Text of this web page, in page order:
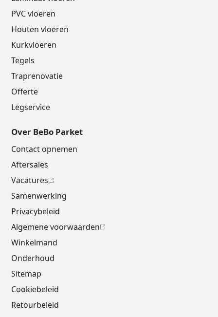
PVC vloeren
Houten vloeren
Kurkvloeren
Tegels
Traprenovatie
Offerte
Legservice
Over BeBo Parket
Contact opnemen
Aftersales
Vacatures
Samenwerking
Privacybeleid
Algemene voorwaarden
Winkelmand
Onderhoud
Sitemap
Cookiebeleid
Retourbeleid